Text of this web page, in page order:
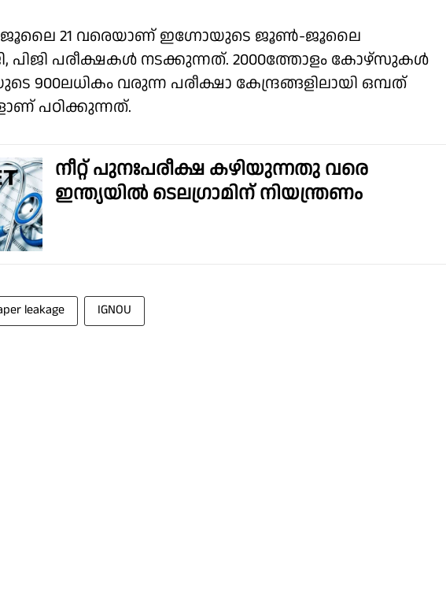
21 വരെയാണ് ഇഗ്നോയുടെ ജൂണ്‍-ജൂലൈ
പിജി പരീക്ഷകള്‍ നടക്കുന്നത്. 2000ത്തോളം കോഴ്സുകള്‍
വരുന്ന പരീക്ഷാ കേന്ദ്രങ്ങളിലായി ഒമ്പത്
പഠിക്കുന്നത്.
നീറ്റ് പുനഃപരീക്ഷ കഴിയുന്നതു വരെ
ഇന്ത്യയിൽ ടെലഗ്രാമിന് നിയന്ത്രണം
leakage IGNOU